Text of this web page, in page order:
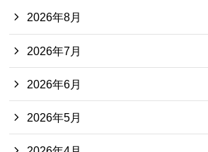
2026年8月
2026年7月
2026年6月
2026年5月